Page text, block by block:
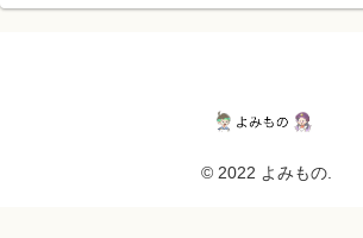
© 2022 よみもの.